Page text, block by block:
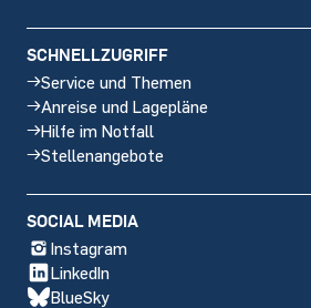
SCHNELLZUGRIFF
Service und Themen
Anreise und Lagepläne
Hilfe im Notfall
Stellenangebote
SOCIAL MEDIA
Instagram
LinkedIn
BlueSky